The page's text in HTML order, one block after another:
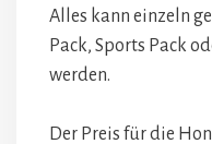
Alles kann einzeln
Pack, Sports Pack
werden.
Der Preis für die